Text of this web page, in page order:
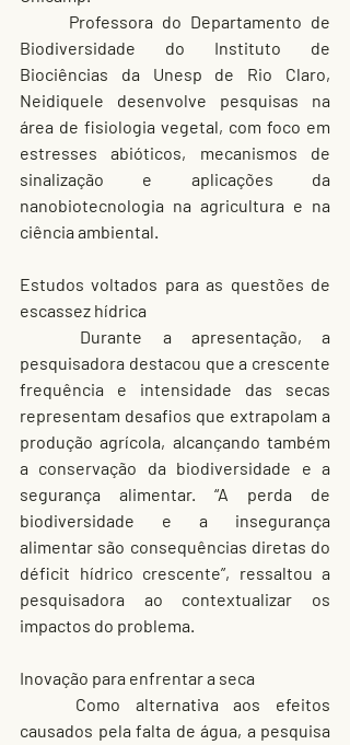
Biodiversidade do Instituto de
Biociências da Unesp de Rio Claro,
Neidiquele desenvolve pesquisas na
área de fisiologia vegetal, com foco em
estresses abióticos, mecanismos de
sinalização e aplicações da
nanobiotecnologia na agricultura e na
ciência ambiental.
Estudos voltados para as questões de
escassez hídrica
pesquisadora destacou que a crescente
frequência e intensidade das secas
representam desafios que extrapolam a
produção agrícola, alcançando também
a conservação da biodiversidade e a
segurança alimentar. “A perda de
biodiversidade e a insegurança
alimentar são consequências diretas do
déficit hídrico crescente”, ressaltou a
pesquisadora ao contextualizar os
impactos do problema.
Inovação para enfrentar a seca
causados pela falta de água, a pesquisa